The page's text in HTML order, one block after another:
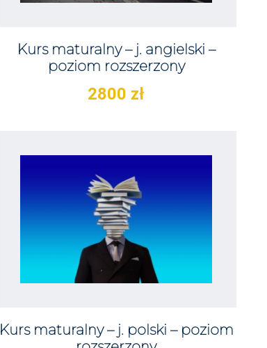
Kurs maturalny – j. angielski –
poziom rozszerzony
2800 zł
Kurs maturalny – j. polski – poziom